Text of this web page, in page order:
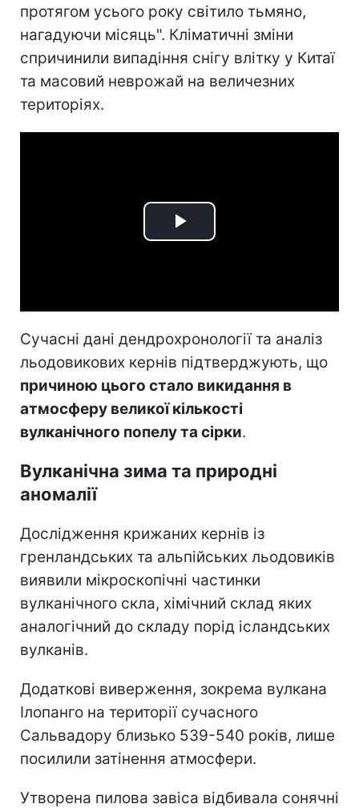
протягом усього року світило тьмяно,
нагадуючи місяць". Кліматичні зміни
спричинили випадіння снігу влітку у Китаї
та масовий неврожай на величезних
територіях.
Play
Сучасні дані дендрохронології та аналіз
льодовикових кернів підтверджують, що
причиною цього стало викидання в
атмосферу великої кількості
вулканічного попелу та сірки.
Вулканічна зима та природні
аномалії
Дослідження крижаних кернів із
гренландських та альпійських льодовиків
виявили мікроскопічні частинки
вулканічного скла, хімічний склад яких
аналогічний до складу порід ісландських
вулканів.
Додаткові виверження, зокрема вулкана
Ілопанго на території сучасного
Сальвадору близько 539-540 років, лише
посилили затінення атмосфери.
Утворена пилова завіса відбивала сонячні